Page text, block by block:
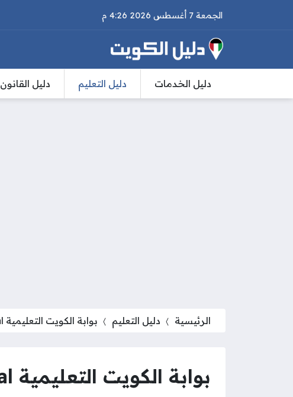
الجمعة 7 أغسطس 2026 4:26 م
دليل الخدمات دليل التعليم دليل القانون
الرئيسية دليل التعليم بوابة الكويت التعليمية kuwait e-learning portal تسجيل
بوابة الكويت التعليمية kuwait e-learning portal تسجيل